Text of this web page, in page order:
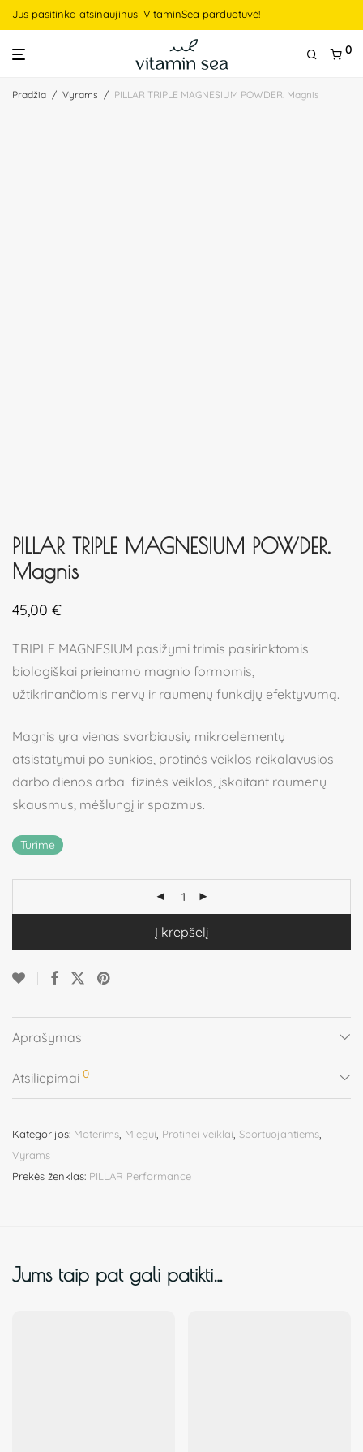
Jus pasitinka atsinaujinusi VitaminSea parduotuvė!
0
Pradžia / Vyrams / PILLAR TRIPLE MAGNESIUM POWDER. Magnis
PILLAR TRIPLE MAGNESIUM POWDER.
Magnis
45,00 €
TRIPLE MAGNESIUM pasižymi trimis pasirinktomis
biologiškai prieinamo magnio formomis,
užtikrinančiomis nervų ir raumenų funkcijų efektyvumą.
Magnis yra vienas svarbiausių mikroelementų
atsistatymui po sunkios, protinės veiklos reikalavusios
darbo dienos arba fizinės veiklos, įskaitant raumenų
skausmus, mėšlungį ir spazmus.
Turime
Į krepšelį
Aprašymas
Atsiliepimai 0
Kategorijos: Moterims Miegui Protinei veiklai Sportuojantiems
Vyrams
Prekės ženklas: PILLAR Performance
Jums taip pat gali patikti…